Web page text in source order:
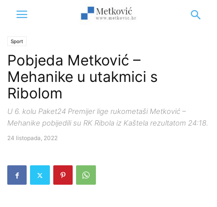
Sport
Pobjeda Metković –
Mehanike u utakmici s
Ribolom
U 6. kolu Paket24 Premijer lige rukometaši Metković –
Mehanike pobijedili su RK Ribola iz Kaštela rezultatom 24:18.
24 listopada, 2022